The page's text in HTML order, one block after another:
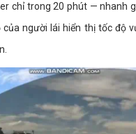
chỉ trong 20 phút — nhanh
người lái hiển thị tốc độ